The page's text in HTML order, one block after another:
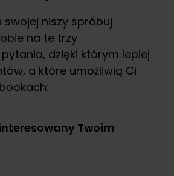
swojej niszy spróbuj
na te trzy
dzięki którym lepiej
a które umożliwią Ci
Twoim